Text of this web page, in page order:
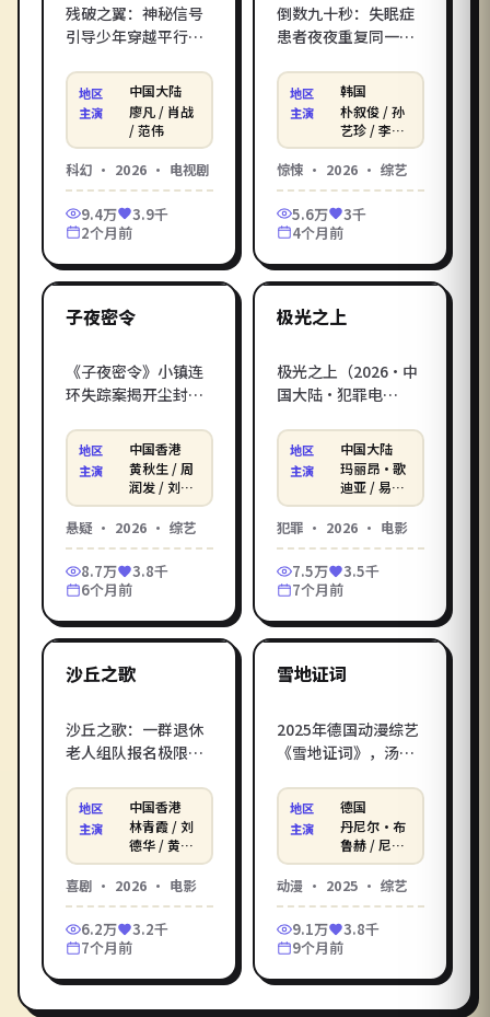
残破之翼：神秘信号
引导少年穿越平行宇
改写他与世界的关
系。张艺谋执导的
2026年中国大陆科幻
话题之作，廖凡、肖
战等实力派加盟。影
库《残破之翼》免费
高清在线观看电影服
务，每日同步院线网
络新片。
地区 中国大陆
主演
廖凡 / 肖战
/ 范伟
科幻 · 2026 · 电视剧
9.4万
3.9千
2个月前
倒数九十秒：失眠症
患者夜夜重复同一个
梦的方向倾斜。金知
云执导的2026年韩国
惊悚话题之作，朴叙
俊、孙艺珍等实力派
加盟。影库《倒数九
十秒》免费高清在线
观看电影服务，每日
同步院线网络新片。
地区 韩国
主演
朴叙俊 / 孙
艺珍 / 李秉
宪 等
惊悚 · 2026 · 综艺
5.6万
3千
4个月前
最新
子夜密令
《子夜密令》小镇连
环失踪案揭开尘封二
层层反转中逼近真
相。2026年中国香港
口碑悬疑综艺，彭浩
翔与黄秋生、周润发
联袂打造。立即进入
影库电影在线观看_在
线观看电影，HD 高清
画质免费畅享、无广
告流畅播放。
地区 中国香港
主演
黄秋生 / 周
润发 / 刘德
华 等
悬疑· 2026 · 综艺
8.7万
3.8千
6个月前
最新
极光之上
极光之上（2026·中
国大陆·犯罪电
无名尸体倒推出一张
横跨三十年的犯罪
网。乌尔善执导，玛
丽昂·歌迪亚 / 易烊
千玺 / 沈腾主演。影
库免费高清电影在线
观看，在线观看电影
一站直达，支持手机
电脑无广告播放。
地区 中国大陆
主演
玛丽昂·歌
迪亚 / 易烊
千玺 / 沈腾
犯罪 · 2026 · 电影
7.5万
3.5千
7个月前
最新
沙丘之歌
沙丘之歌：一群退休
老人组队报名极限综
溃。杜琪峰执导的
2026年中国香港喜剧
话题之作，林青霞、
刘德华等实力派加
盟。影库《沙丘之
歌》免费高清在线观
看电影服务，每日同
步院线网络新片。
地区 中国香港
主演
林青霞 / 刘
德华 / 黄秋
生 等
喜剧 · 2026 · 电影
6.2万
3.2千
7个月前
最新
雪地证词
2025年德国动漫综艺
《雪地证词》，汤姆
尔·布鲁赫 / 尼娜·霍
斯 / 黛安·克鲁格倾
情演绎。雨季城市里
平凡少女觉醒「时间
倒带」的能力，开始
改写身边人的遗憾。
在影库电影在线观看_
在线观看电影，无广
告免费高清在线观
看。
地区 德国
主演
丹尼尔·布
鲁赫 / 尼娜
·霍斯 / 黛
安·克鲁格
动漫 · 2025 · 综艺
9.1万
3.8千
9个月前